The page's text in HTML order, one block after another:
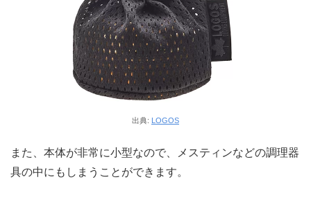
出典: LOGOS
また、本体が非常に小型なので、メスティンなどの調理器
具の中にもしまうことができます。